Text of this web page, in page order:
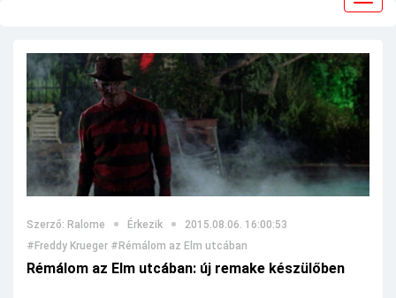
Szerző: Ralome Érkezik
2015.08.06. 16:00:53
#Freddy Krueger #Rémálom az Elm utcában
Rémálom az Elm utcában: új remake készülőben